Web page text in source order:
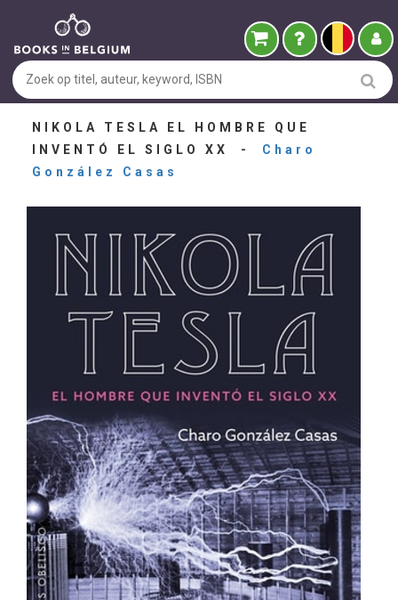
NIKOLA TESLA EL HOMBRE QUE
INVENTÓ EL SIGLO XX - Charo
González Casas